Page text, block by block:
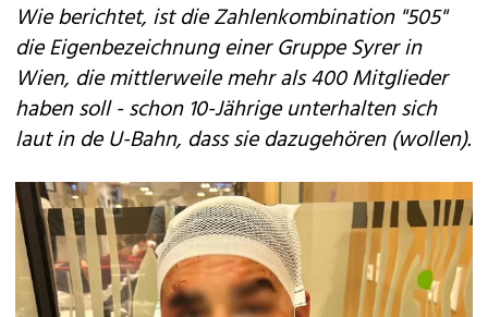
Wie berichtet, ist die Zahlenkombination "505"
die Eigenbezeichnung einer Gruppe Syrer in
Wien, die mittlerweile mehr als 400 Mitglieder
haben soll - schon 10-Jährige unterhalten sich
laut in de U-Bahn, dass sie dazugehören (wollen).